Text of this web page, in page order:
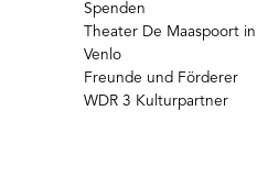
Spenden
Theater De Maaspoort in
Venlo
Freunde und Förderer
WDR 3 Kulturpartner